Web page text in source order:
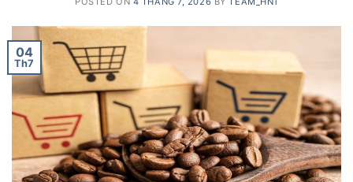
04
Th7